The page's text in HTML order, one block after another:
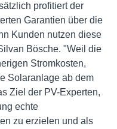
profitiert der
Garantien über die
Kunden nutzen diese
Bösche. "Weil die
Stromkosten,
Solaranlage ab dem
Ziel der PV-Experten,
echte
zu erzielen und als